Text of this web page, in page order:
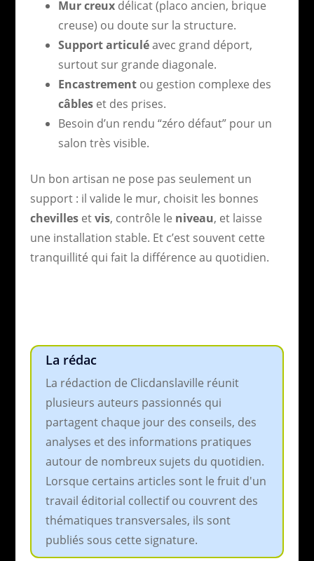
Mur creuxdélicat (placo ancien, brique
creuse) ou doute sur la structure.
Support articuléavec grand déport,
surtout sur grande diagonale.
Encastrementou gestion complexe des
câbleset des prises.
Besoin d’un rendu “zéro défaut” pour un
salon très visible.
Un bon artisan ne pose pas seulement un
support : il valide le mur, choisit les bonnes
chevillesetvis, contrôle le niveau, et laisse
une installation stable. Et c’est souvent cette
tranquillité qui fait la différence au quotidien.
La rédac
La rédaction de Clicdanslaville réunit
plusieurs auteurs passionnés qui
partagent chaque jour des conseils, des
analyses et des informations pratiques
autour de nombreux sujets du quotidien.
Lorsque certains articles sont le fruit d'un
travail éditorial collectif ou couvrent des
thématiques transversales, ils sont
publiés sous cette signature.